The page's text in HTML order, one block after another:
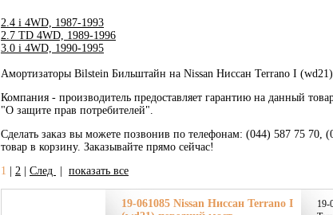
2.4 i 4WD, 1987-1993
2.7 TD 4WD, 1989-1996
3.0 i 4WD, 1990-1995
Амортизаторы Bilstein Бильштайн на Nissan Ниссан Terrano I
Компания - производитель предоставляет гарантию на данный
"О защите прав потребителей".
Сделать заказ вы можете позвонив по телефонам: (044) 587 75
товар в корзину. Заказывайте прямо сейчас!
1
2 След показать все
19-061085 Nissan Ниссан Terrano I
19-